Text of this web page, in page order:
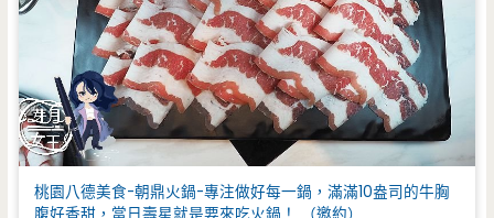
桃園八德美食-朝鼎火鍋-專注做好每一鍋，滿滿10盎司的牛胸